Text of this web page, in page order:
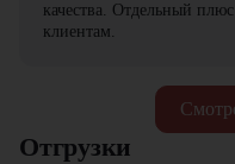
качества. Отдельный
клиентам.
Отгрузки